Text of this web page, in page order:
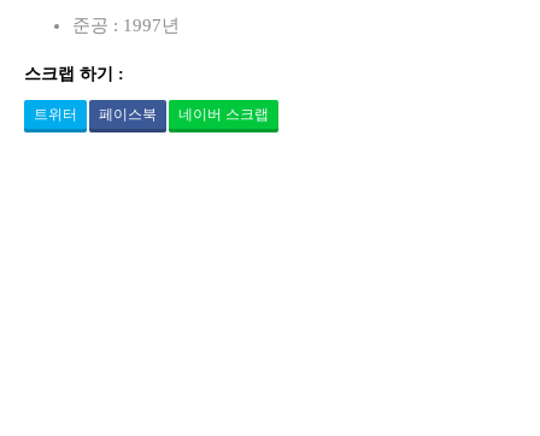
준공 : 1997년
스크랩 하기 :
트위터 페이스북 네이버 스크랩